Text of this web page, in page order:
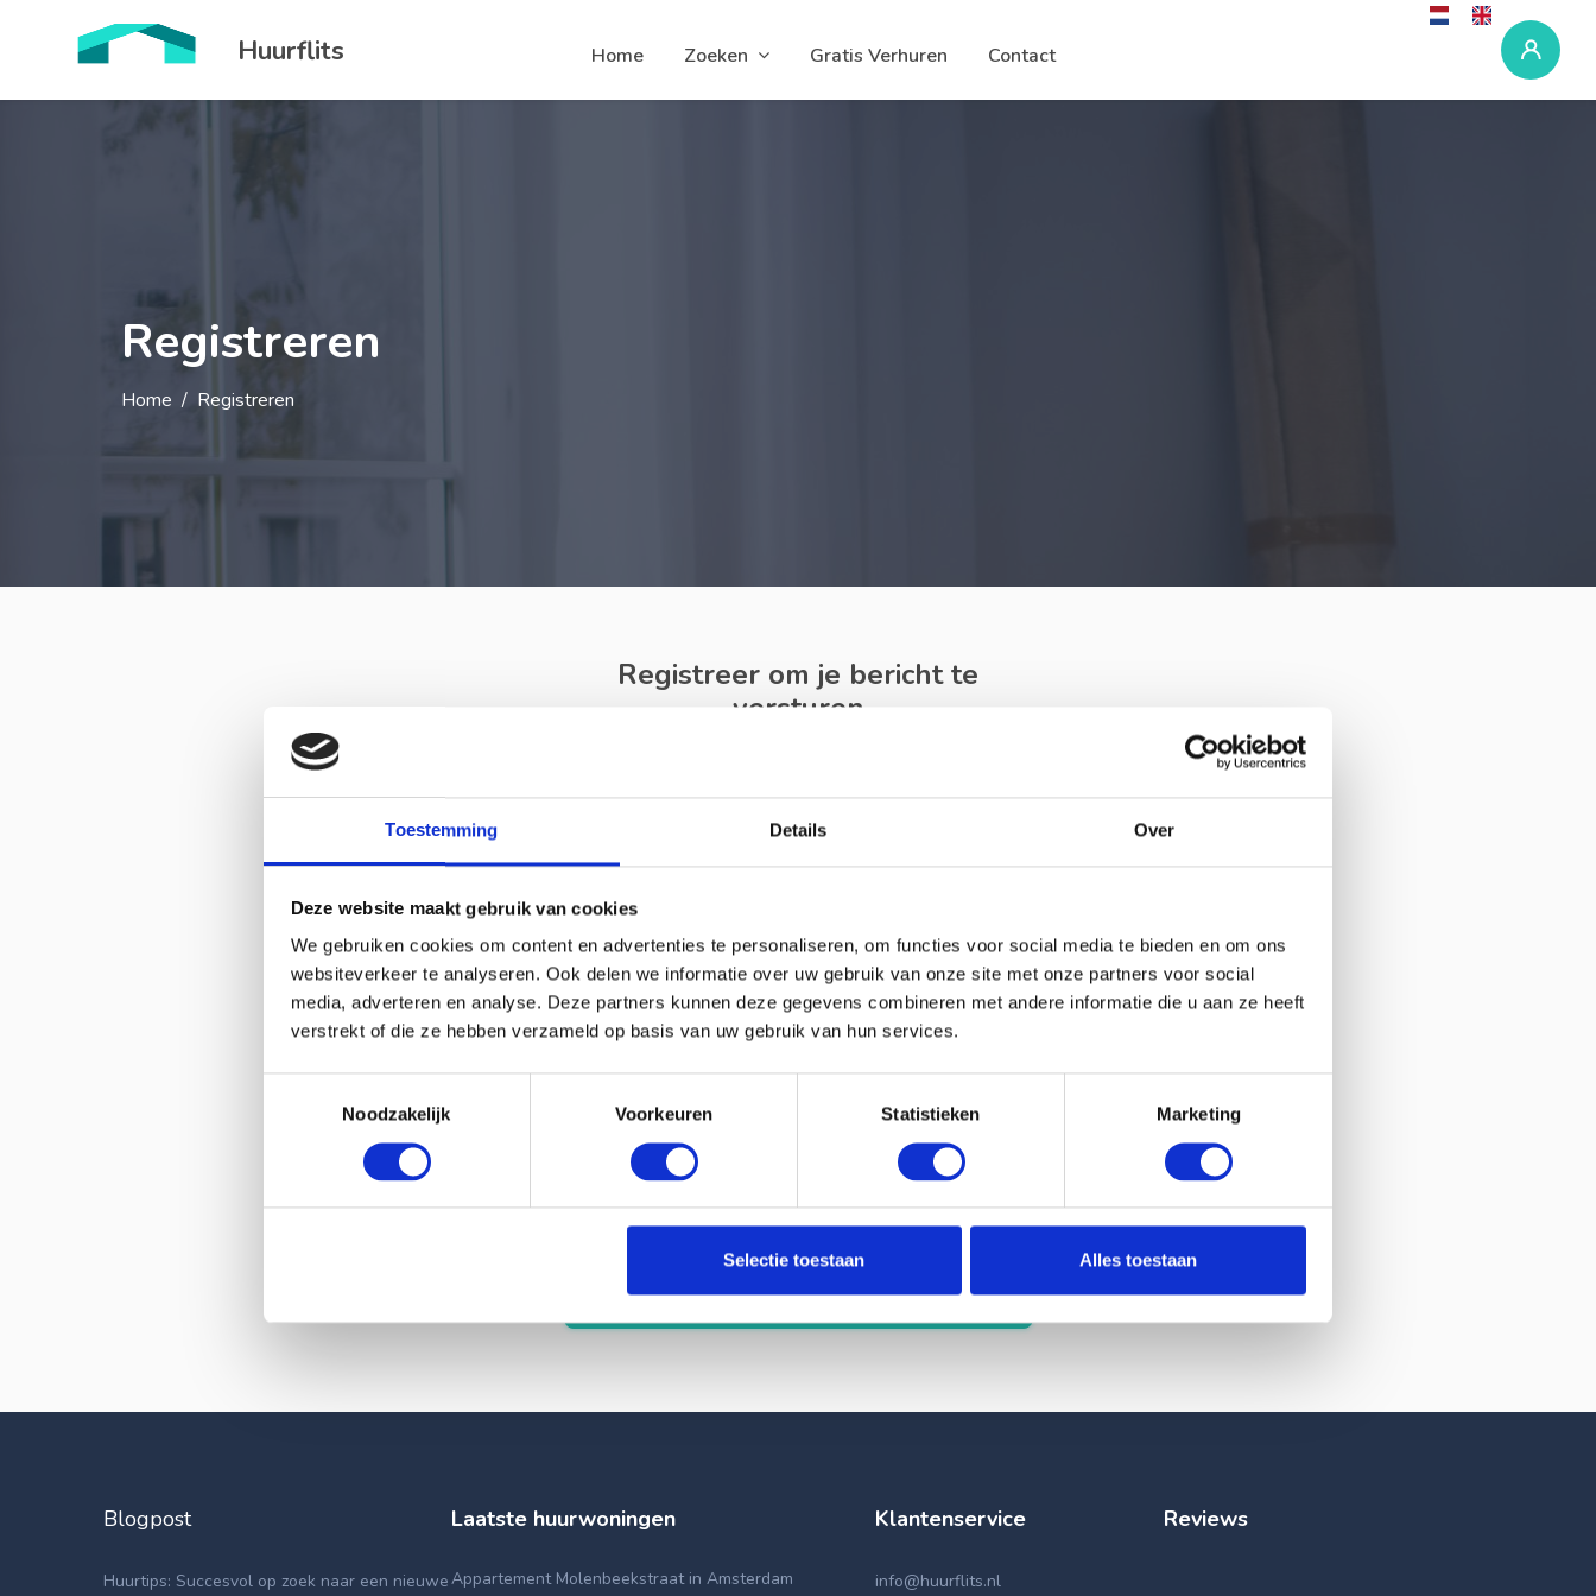
Toestemming Details Over
Deze website maakt gebruik van cookies
We gebruiken cookies om content en advertenties te personaliseren, om functies voor social media te bieden en om ons
websiteverkeer te analyseren. Ook delen we informatie over uw gebruik van onze site met onze partners voor social
media, adverteren en analyse. Deze partners kunnen deze gegevens combineren met andere informatie die u aan ze heeft
verstrekt of die ze hebben verzameld op basis van uw gebruik van hun services.
Noodzakelijk
Voorkeuren Statistieken Marketing
Selectie toestaan Alles toestaan
Huurflits Home Zoeken Gratis Verhuren Contact
Registreren
Home Registreren
Registreer om je bericht te
versturen
Het bericht is in de tussentijds opgeslagen om te verzenden.
Registreer
Blogpost
Huurtips: Succesvol op zoek naar een nieuwe
Laatste huurwoningen
Appartement Molenbeekstraat in Amsterdam
Klantenservice
info@huurflits.nl
Reviews